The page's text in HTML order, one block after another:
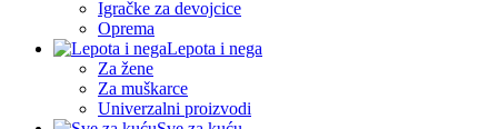
Igračke za devojcice
Oprema
Lepota i nega
Za žene
Za muškarce
Univerzalni proizvodi